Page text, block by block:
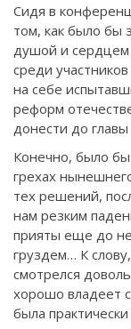
Сидя в
том, как было бы
душой и сердцем
среди
на себе
реформ
донести до
Конечно, было бы
грехах
тех решений,
нам резким
прияты еще до
груздем… К
смотрелся
хорошо владеет
была